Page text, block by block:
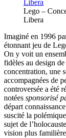
Lego –
Libera
Imaginé en 1996
étonnant jeu de
On y voit un
fidèles au design
concentration, une
accompagnées de
controversée a été
notées sponsorisé
départ
suscité la
sujet de
vision plus